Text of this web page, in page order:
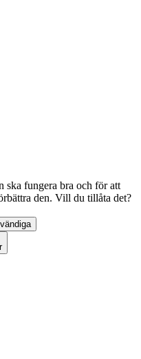
ska fungera bra och för att
den. Vill du tillåta det?